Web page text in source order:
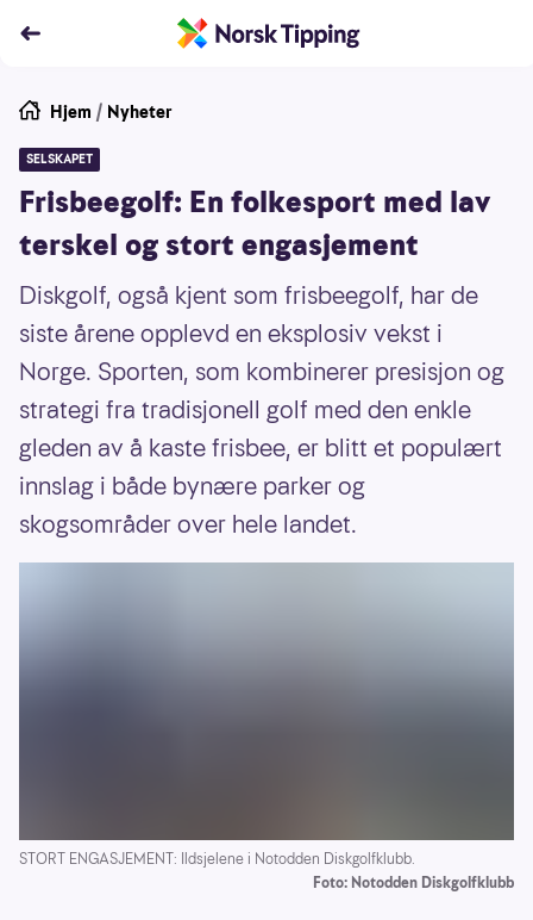
Hjem / Nyheter
SELSKAPET
Frisbeegolf: En folkesport med lav
terskel og stort engasjement
Diskgolf, også kjent som frisbeegolf, har de
siste årene opplevd en eksplosiv vekst i
Norge. Sporten, som kombinerer presisjon og
strategi fra tradisjonell golf med den enkle
gleden av å kaste frisbee, er blitt et populært
innslag i både bynære parker og
skogsområder over hele landet.
STORT ENGASJEMENT: Ildsjelene i Notodden Diskgolfklubb.
Foto: Notodden Diskgolfklubb